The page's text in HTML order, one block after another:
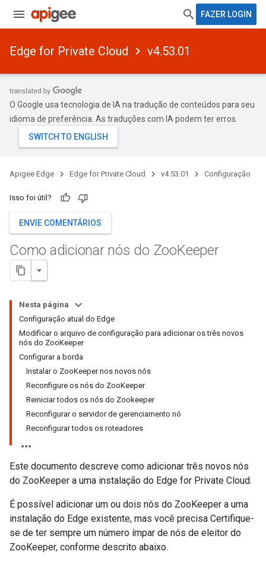
FAZER LOGIN
Edge for Private Cloud v4.53.01
O Google usa tecnologia de IA na tradução de conteúdos para seu
idioma de preferência. As traduções com IA podem ter erros.
Apigee Edge Edge for Private Cloud v4.53.01 Configuração
Isso foi útil?
ENVIE COMENTÁRIOS
Como adicionar nós do ZooKeeper
Nesta página
Configuração atual do Edge
Modificar o arquivo de configuração para adicionar os três novos
nós do ZooKeeper
Configurar a borda
Instalar o ZooKeeper nos novos nós
Reconfigure os nós do ZooKeeper
Reiniciar todos os nós do Zookeeper
Reconfigurar o servidor de gerenciamento nó
Reconfigurar todos os roteadores
Este documento descreve como adicionar três novos nós
do ZooKeeper a uma instalação do Edge for Private Cloud.
É possível adicionar um ou dois nós do ZooKeeper a uma
instalação do Edge existente, mas você precisa Certifique-
se de ter sempre um número ímpar de nós de eleitor do
ZooKeeper, conforme descrito abaixo.